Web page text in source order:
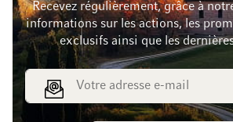
Recevez régulièrement, grâce à
informations sur les actions, les
exclusifs ainsi que les
Adresse e-mail